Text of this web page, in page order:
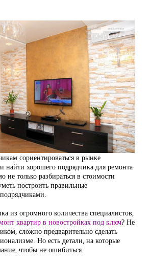
сориентироваться в рынке
найти хорошего подрядчика для ремонта
не только разбираться в стоимости
построить правильные
из огромного количества специалистов,
квартир в новостройках под ключ? Не
сложно предварительно сделать
Но есть детали, на которые
чтобы не ошибиться.